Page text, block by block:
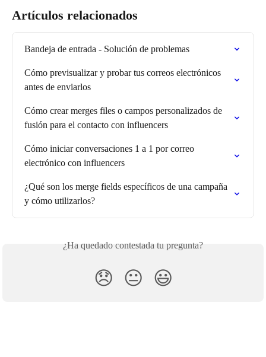
Artículos relacionados
Bandeja de entrada - Solución de problemas
Cómo previsualizar y probar tus correos electrónicos
antes de enviarlos
Cómo crear merges files o campos personalizados de
fusión para el contacto con influencers
Cómo iniciar conversaciones 1 a 1 por correo
electrónico con influencers
¿Qué son los merge fields específicos de una campaña
y cómo utilizarlos?
¿Ha quedado contestada tu pregunta?
😞 😐 😃